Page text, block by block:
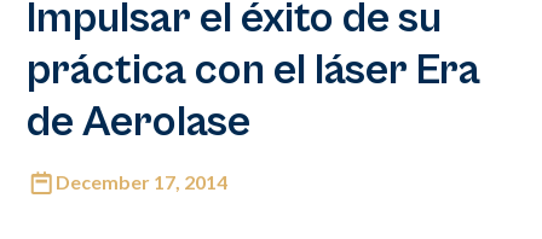
Impulsar el éxito de su
práctica con el láser Era
de Aerolase
December 17, 2014